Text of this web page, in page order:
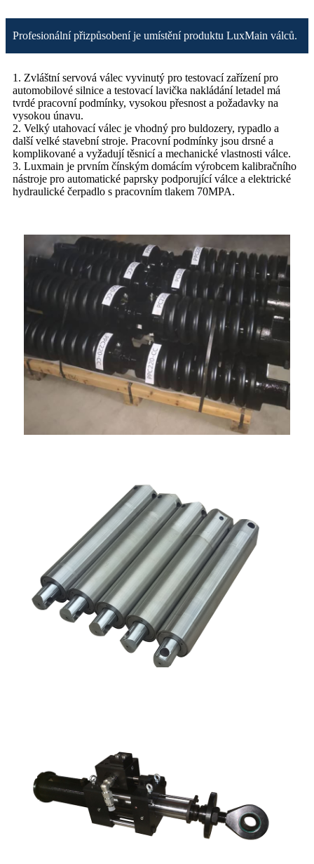
Profesionální přizpůsobení je umístění produktu LuxMain válců.
1. Zvláštní servová válec vyvinutý pro testovací zařízení pro
automobilové silnice a testovací lavička nakládání letadel má
tvrdé pracovní podmínky, vysokou přesnost a požadavky na
vysokou únavu.
2. Velký utahovací válec je vhodný pro buldozery, rypadlo a
další velké stavební stroje. Pracovní podmínky jsou drsné a
komplikované a vyžadují těsnicí a mechanické vlastnosti válce.
3. Luxmain je prvním čínským domácím výrobcem kalibračního
nástroje pro automatické paprsky podporující válce a elektrické
hydraulické čerpadlo s pracovním tlakem 70MPA.